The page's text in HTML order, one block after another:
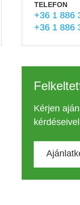
TELEFON
+36 1 886
+36 1 886
Kérjen